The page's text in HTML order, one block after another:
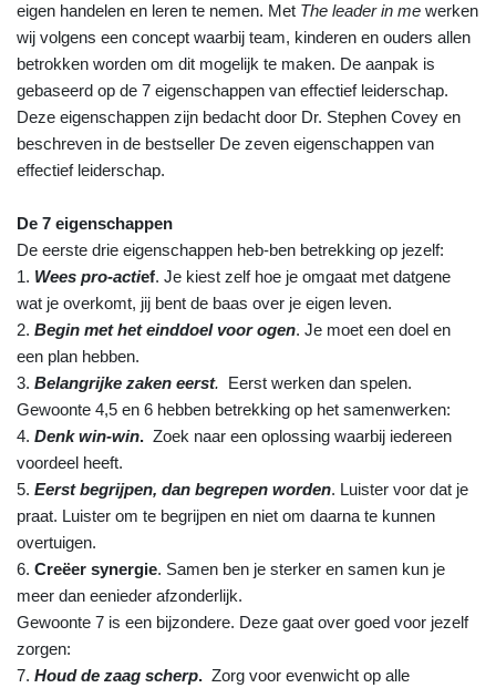
eigen handelen en leren te nemen. Met The leader in me werken
wij volgens een concept waarbij team, kinderen en ouders allen
betrokken worden om dit mogelijk te maken. De aanpak is
gebaseerd op de 7 eigenschappen van effectief leiderschap.
Deze eigenschappen zijn bedacht door Dr. Stephen Covey en
beschreven in de bestseller De zeven eigenschappen van
effectief leiderschap.
De 7 eigenschappen
De eerste drie eigenschappen heb-ben betrekking op jezelf:
1. Wees pro-actief. Je kiest zelf hoe je omgaat met datgene
wat je overkomt, jij bent de baas over je eigen leven.
2. Begin met het einddoel voor ogen. Je moet een doel en
een plan hebben.
3. Belangrijke zaken eerst. Eerst werken dan spelen.
Gewoonte 4,5 en 6 hebben betrekking op het samenwerken:
4. Denk win-win. Zoek naar een oplossing waarbij iedereen
voordeel heeft.
5. Eerst begrijpen, dan begrepen worden. Luister voor dat je
praat. Luister om te begrijpen en niet om daarna te kunnen
overtuigen.
6. Creëer synergie. Samen ben je sterker en samen kun je
meer dan eenieder afzonderlijk.
Gewoonte 7 is een bijzondere. Deze gaat over goed voor jezelf
zorgen:
7. Houd de zaag scherp. Zorg voor evenwicht op alle